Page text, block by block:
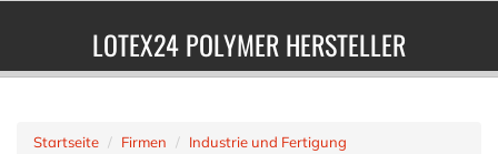
LOTEX24 POLYMER HERSTELLER
Startseite Firmen
Industrie und Fertigung